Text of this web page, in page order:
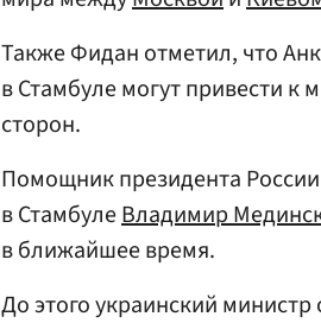
Также Фидан отметил, что
в Стамбуле могут привести к
сторон.
Помощник президента России
в СтамбулеВладимир
в ближайшее время.
До этого украинский